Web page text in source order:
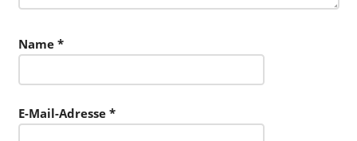
Name *
E-Mail-Adresse *